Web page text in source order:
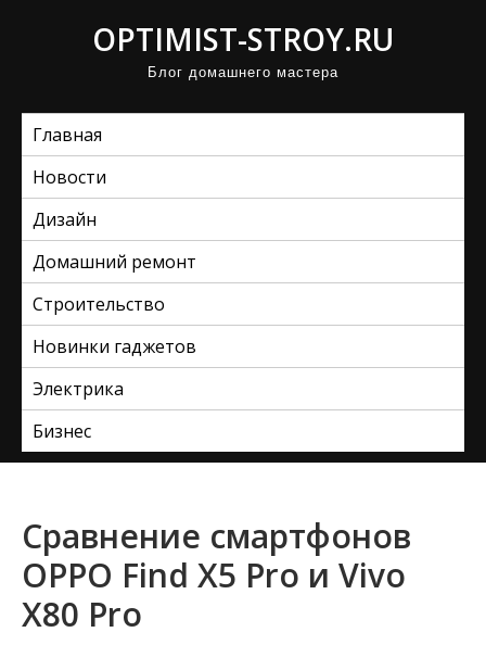
OPTIMIST-STROY.RU
Блог домашнего мастера
Главная
Новости
Дизайн
Домашний ремонт
Строительство
Новинки гаджетов
Электрика
Бизнес
Сравнение смартфонов
OPPO Find X5 Pro и Vivo
X80 Pro